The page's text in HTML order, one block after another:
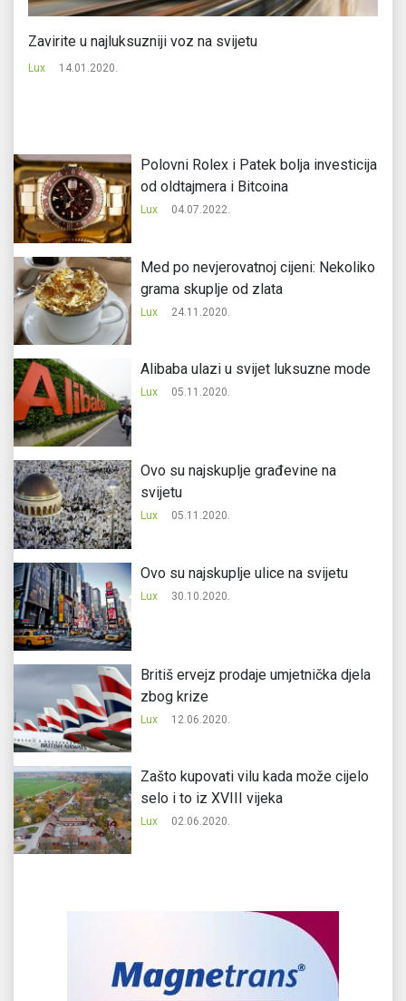
Zavirite u najluksuzniji voz na svijetu
Lux 14.01.2020.
Polovni Rolex i Patek bolja investicija
od oldtajmera i Bitcoina
Lux 04.07.2022.
Med po nevjerovatnoj cijeni: Nekoliko
grama skuplje od zlata
Lux 24.11.2020.
Alibaba ulazi u svijet luksuzne mode
Lux 05.11.2020.
Ovo su najskuplje građevine na
svijetu
Lux 05.11.2020.
Ovo su najskuplje ulice na svijetu
Lux 30.10.2020.
Britiš ervejz prodaje umjetnička djela
zbog krize
Lux 12.06.2020.
Zašto kupovati vilu kada može cijelo
selo i to iz XVIII vijeka
Lux 02.06.2020.